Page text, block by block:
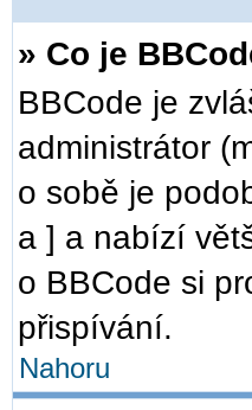
» Co je
BBCode je
administrátor
o sobě je
a ] a nabízí
o BBCode si
přispívání.
Nahoru